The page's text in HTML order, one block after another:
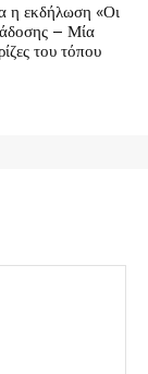
η εκδήλωση «Οι
– Μία
του τόπου